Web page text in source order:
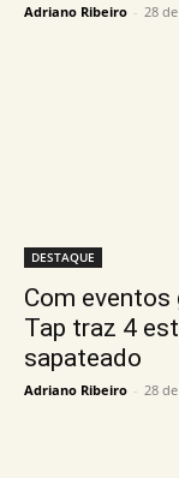
Adriano Ribeiro - 28
DESTAQUE
Com
Tap traz 4
sapateado
Adriano Ribeiro - 28